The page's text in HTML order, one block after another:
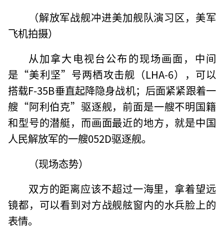
（解放军战舰冲进美加舰队演习区，美军
飞机拍摄）
从加拿大电视台公布的现场画面，中间
是“美利坚”号两栖攻击舰（LHA-6），可以
搭载F-35B垂直起降隐身战机；后面紧紧跟着一
艘“阿利伯克”驱逐舰，前面是一艘不明国籍
和型号的潜艇，而画面最近的地方，就是中国
人民解放军的一艘052D驱逐舰。
（现场态势）
双方的距离应该不超过一海里，拿着望远
镜都，可以看到对方战舰舷窗内的水兵脸上的
表情。